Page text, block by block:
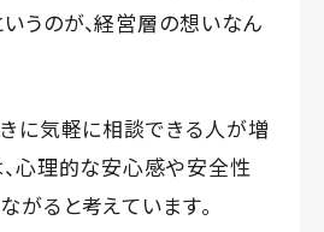
うのが、経営層の想いなん
きに気軽に相談できる人が増
、心理的な安心感や安全性
がると考えています。